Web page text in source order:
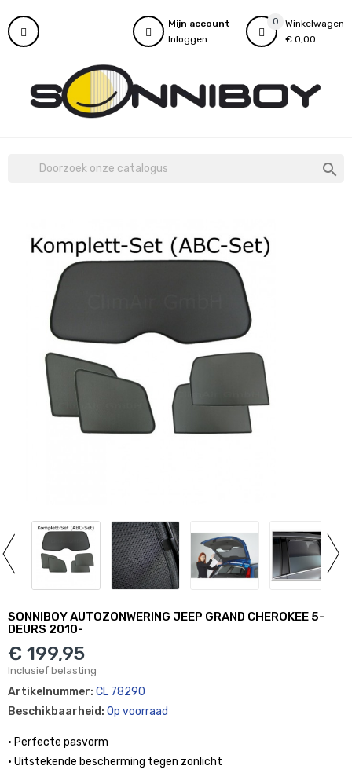
0
Winkelwagen
€ 0,00
Mijn account
Inloggen

SONNIBOY AUTOZONWERING JEEP GRAND CHEROKEE 5-
DEURS 2010-
€ 199,95
Inclusief belasting
Artikelnummer: CL 78290
Beschikbaarheid: Op voorraad
• Perfecte pasvorm
• Uitstekende bescherming tegen zonlicht